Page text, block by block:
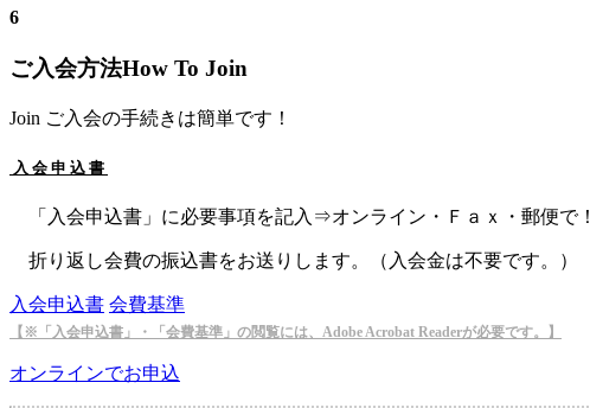
6
ご入会方法How To Join
Join ご入会の手続きは簡単です！
入 会 申 込 書
「入会申込書」に必要事項を記入⇒オンライン・Ｆａｘ・郵便で！
折り返し会費の振込書をお送りします。（入会金は不要です。）
入会申込書 会費基準
【※「入会申込書」・「会費基準」の閲覧には、Adobe Acrobat Readerが必要です。】
オンラインでお申込